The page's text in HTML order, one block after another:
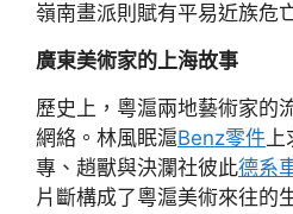
嶺南畫派則賦有平易近族危
廣東美術家的上海故事
歷史上，粵滬兩地藝術家的
網絡。林風眠滬Benz零件上
專、趙獸與決瀾社彼此德系
片斷構成了粵滬美術來往的